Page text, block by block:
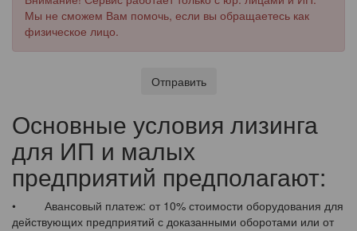
Мы не сможем Вам помочь, если вы обращаетесь как
физическое лицо.
Отправить
Основные условия лизинга
для ИП и малых
предприятий предполагают:
• Авансовый платеж: от 10% стоимости оборудования для
действующих предприятий с доказанными оборотами или от